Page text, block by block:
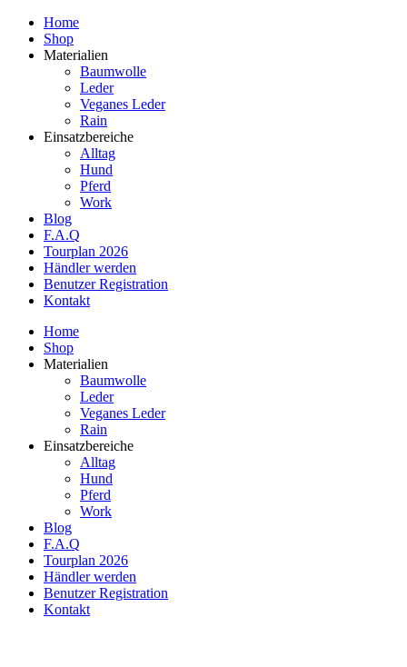
Home
Shop
Materialien
Baumwolle
Leder
Veganes Leder
Rain
Einsatzbereiche
Alltag
Hund
Pferd
Work
Blog
F.A.Q
Tourplan 2026
Händler werden
Benutzer Registration
Kontakt
Home
Shop
Materialien
Baumwolle
Leder
Veganes Leder
Rain
Einsatzbereiche
Alltag
Hund
Pferd
Work
Blog
F.A.Q
Tourplan 2026
Händler werden
Benutzer Registration
Kontakt